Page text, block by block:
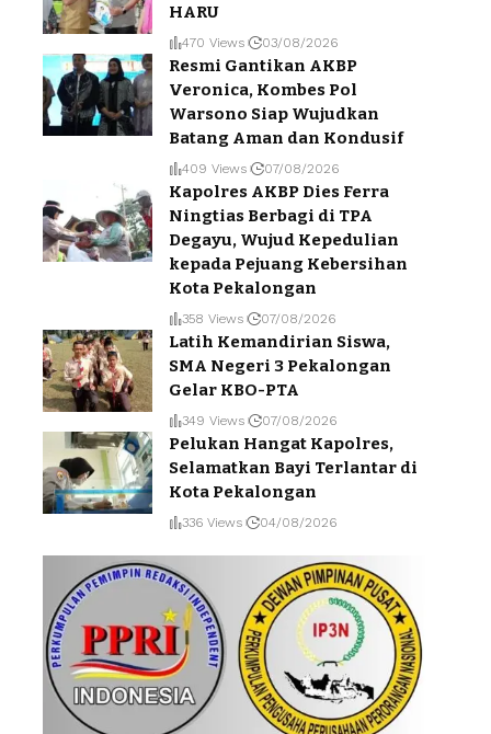
HARU
470 Views 03/08/2026
Resmi Gantikan AKBP
Veronica, Kombes Pol
Warsono Siap Wujudkan
Batang Aman dan Kondusif
409 Views 07/08/2026
Kapolres AKBP Dies Ferra
Ningtias Berbagi di TPA
Degayu, Wujud Kepedulian
kepada Pejuang Kebersihan
Kota Pekalongan
358 Views 07/08/2026
Latih Kemandirian Siswa,
SMA Negeri 3 Pekalongan
Gelar KBO-PTA
349 Views 07/08/2026
Pelukan Hangat Kapolres,
Selamatkan Bayi Terlantar di
Kota Pekalongan
336 Views 04/08/2026